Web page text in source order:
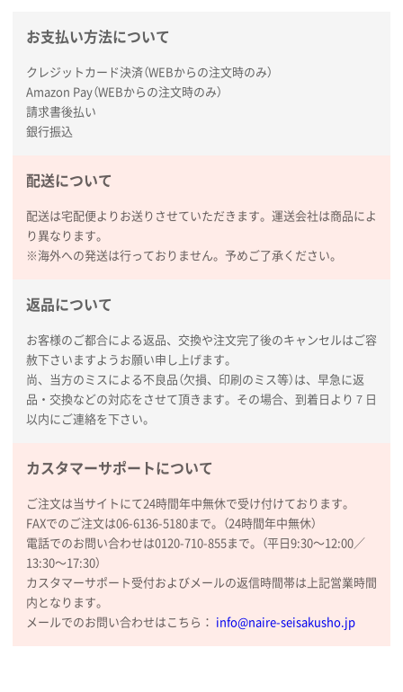
コットンバッグM(B4対応)
商品情報の正確な記載、スムーズなシステム対応
広島県(社様
2026年01月27日 13:12
毎年注文しており、信頼できるから。出来上がりも満
足している。
印刷範囲が広かったから、取扱商品
新潟県R社様
ワンポイントポリ袋 A4サイズ
1000枚
2026年01月16日 10:53
かったため
山口県P社様
【トートバッグ・エコバッグ】特別ご注文ページ
希望の商品の取り扱いがあったので
お支払い方法について
クレジットカード決済（WEBからの注文時のみ）
Amazon Pay（WEBからの注文時のみ）
請求書後払い
銀行振込
配送について
配送は宅配便よりお送りさせていただきます。運送会社は商品によ
り異なります。
※海外への発送は行っておりません。予めご了承ください。
返品について
お客様のご都合による返品、交換や注文完了後のキャンセルはご容
赦下さいますようお願い申し上げます。
尚、当方のミスによる不良品（欠損、印刷のミス等）は、早急に返
品・交換などの対応をさせて頂きます。その場合、到着日より７日
以内にご連絡を下さい。
カスタマーサポートについて
ご注文は当サイトにて24時間年中無休で受け付けております。
FAXでのご注文は06-6136-5180まで。（24時間年中無休）
電話でのお問い合わせは0120-710-855まで。（平日9:30〜12:00／
13:30〜17:30）
カスタマーサポート受付およびメールの返信時間帯は上記営業時間
内となります。
メールでのお問い合わせはこちら： info@naire-seisakusho.jp